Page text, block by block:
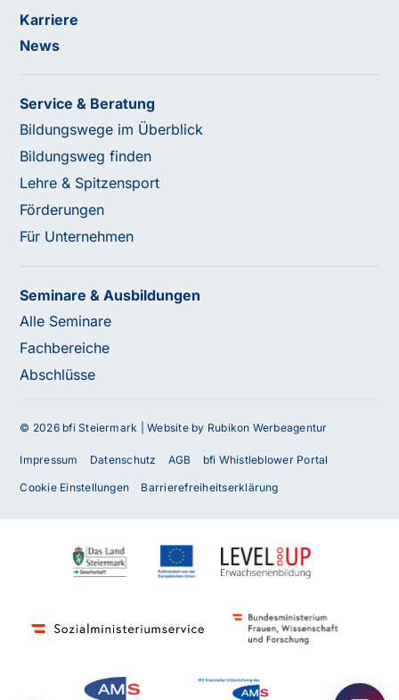
Karriere
News
Service & Beratung
Bildungswege im Überblick
Bildungsweg finden
Lehre & Spitzensport
Förderungen
Für Unternehmen
Seminare & Ausbildungen
Alle Seminare
Fachbereiche
Abschlüsse
© 2026 bfi Steiermark |Website by Rubikon Werbeagentur
Impressum Datenschutz AGB bfi Whistleblower Portal
Cookie Einstellungen Barrierefreiheitserklärung